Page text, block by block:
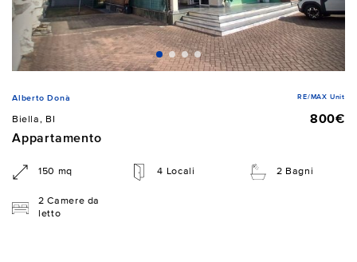
Alberto Donà RE/MAX Unit
Biella, BI
800€
Appartamento
150 mq 4 Locali 2 Bagni
2 Camere da
letto